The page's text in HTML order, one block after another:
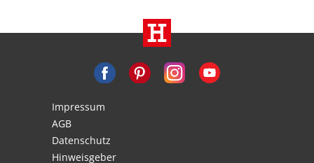
Impressum
AGB
Datenschutz
Hinweisgeber